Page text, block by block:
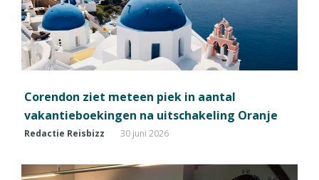
Corendon ziet meteen piek in aantal
vakantieboekingen na uitschakeling Oranje
Redactie Reisbizz 30 juni 2026